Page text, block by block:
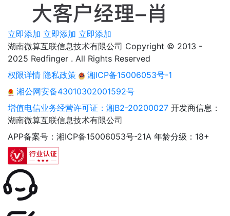
立即添加 立即添加 立即添加
湖南微算互联信息技术有限公司 Copyright © 2013 -
2025 Redfinger . All Rights Reserved
权限详情 隐私政策
湘ICP备15006053号-1
湘公网安备43010302001592号
增值电信业务经营许可证：湘B2-20200027 开发商信息：
湖南微算互联信息技术有限公司
APP备案号：湘ICP备15006053号-21A 年龄分级：18+